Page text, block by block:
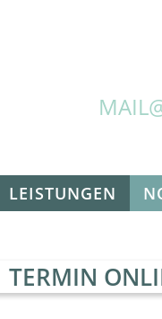
LEISTUNGEN
TERMIN